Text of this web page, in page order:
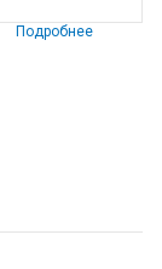
Подробнее